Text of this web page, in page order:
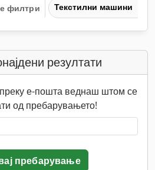
филтри Текстилни машини
резултати
е-пошта веднаш штом се
од пребарувањето!
пребарување